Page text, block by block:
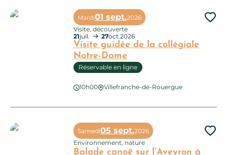
Visite guidée de la collégiale
Notre-Dame
Réservable en ligne
10h00 Villefranche-de-Rouergue
Mardi01 sept.2026
Visite, découverte
21juil. 27oct.2026
Visite guidée de la collégiale Notre-Dame
Balade canoë sur l’Aveyron à
Samedi05 sept.2026
Environnement, nature